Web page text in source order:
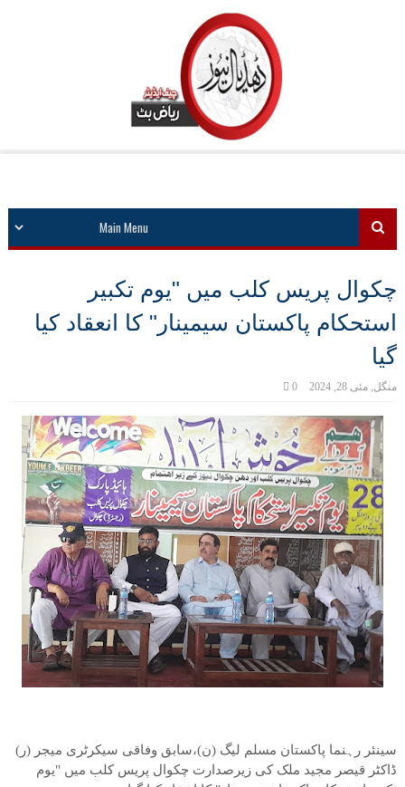
چکوال پریس کلب میں "یوم تکبیر
استحکام پاکستان سیمینار" کا انعقاد کیا
گیا
منگل, مئی 28, 2024 0
سینئر رہنما پاکستان مسلم لیگ (ن)،سابق وفاقی سیکرٹری میجر (ر)
ڈاکٹر قیصر مجید ملک کی زیرصدارت چکوال پریس کلب میں "یوم